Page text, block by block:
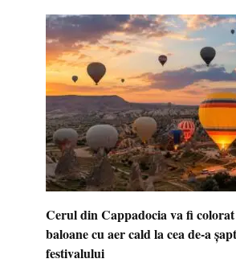
Cerul din Cappadocia va fi colorat
baloane cu aer cald la cea de-a
festivalului